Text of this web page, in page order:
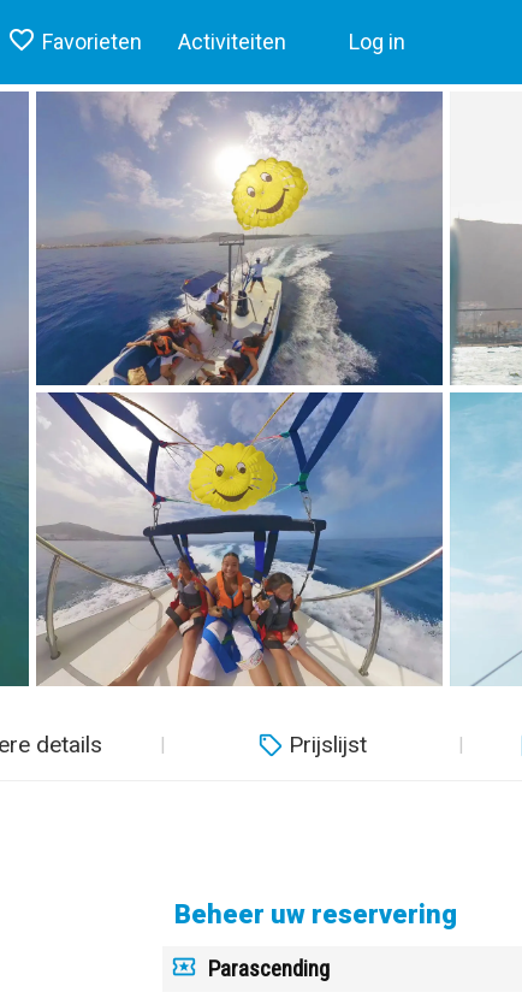
Favorieten Activiteiten Log in
details Prijslijst
Beheer uw reservering
Parascending